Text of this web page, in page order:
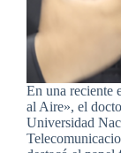
En una reciente
al Aire», el
Universidad